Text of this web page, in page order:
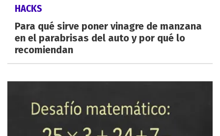
HACKS
Para qué sirve poner vinagre de manzana
en el parabrisas del auto y por qué lo
recomiendan